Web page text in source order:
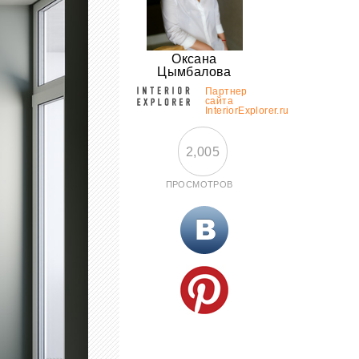
Оксана
Цымбалова
Партнер
сайта
InteriorExplorer.ru
2,005
ПРОСМОТРОВ